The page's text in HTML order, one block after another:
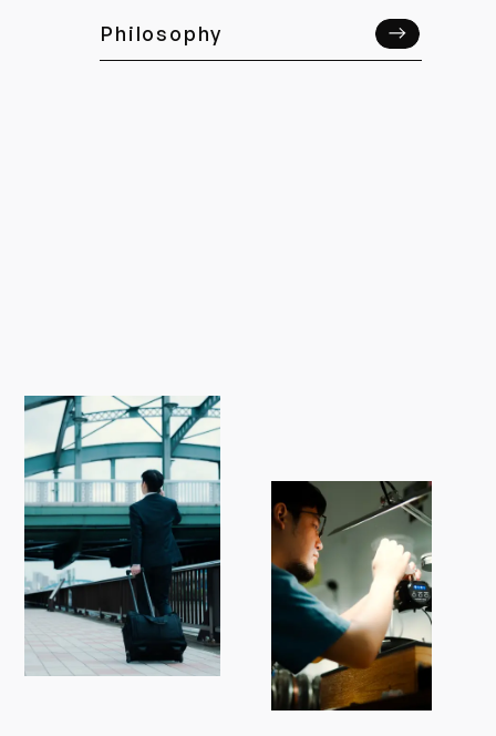
Philosophy
Philosophy